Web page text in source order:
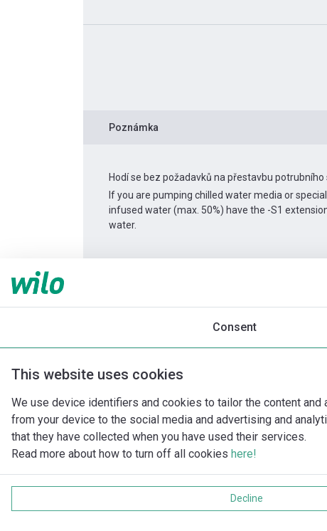
Consent
This website uses cookies
We use device identifiers and cookies to tailor the content
from your device to the social media and advertising and
that they have collected when you have used their services.
Read more about how to turn off all cookies here!
Decline
Poznámka
Hodí se bez požadavků na přestavbu potrubního
If you are pumping chilled water media or
infused water (max. 50%) have the -S1
water.
Imprint